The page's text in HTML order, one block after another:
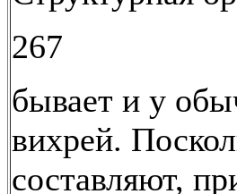
267
бывает и у
вихрей.
составляют,